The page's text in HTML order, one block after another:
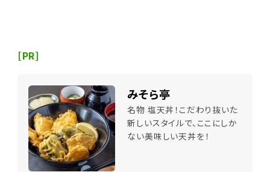
[PR]
みそら亭
名物 塩天丼！こだわり抜いた
新しいスタイルで、ここにしか
ない美味しい天丼を！